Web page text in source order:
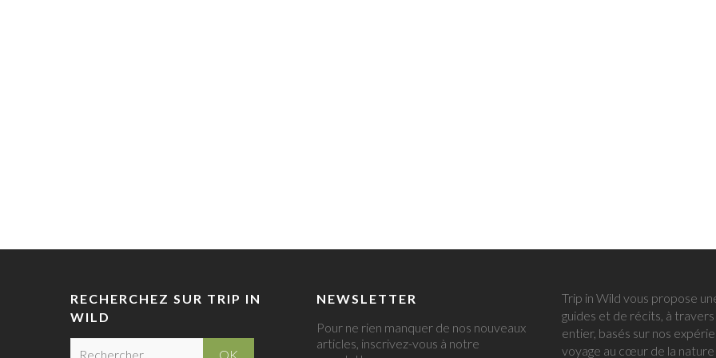
RECHERCHEZ SUR TRIP IN
WILD
NEWSLETTER
Pour ne rien manquer de nos nouveaux
articles, inscrivez-vous à notre
Trip in Wild vous propose
guides et de récits, à
entier, basés sur nos
voyage au cœur de la